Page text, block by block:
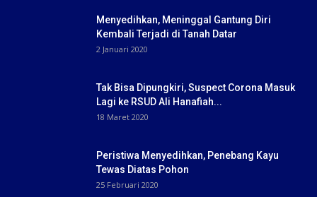
Menyedihkan, Meninggal Gantung Diri
Kembali Terjadi di Tanah Datar
2 Januari 2020
Tak Bisa Dipungkiri, Suspect Corona Masuk
Lagi ke RSUD Ali Hanafiah...
18 Maret 2020
Peristiwa Menyedihkan, Penebang Kayu
Tewas Diatas Pohon
25 Februari 2020